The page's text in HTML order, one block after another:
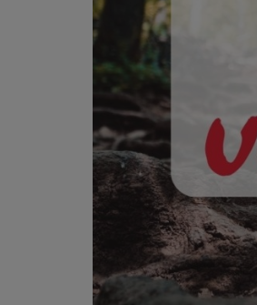
VOTRE PUBLICITÉ SUR PONTACQ RADIO
ÉDUCATION AUX MÉDIAS ET À
L'INFORMATION
EN QUOI ÇA CONSISTE ?
ÉCOUTEZ LES PRODUCTIONS
JEUX CONCOURS